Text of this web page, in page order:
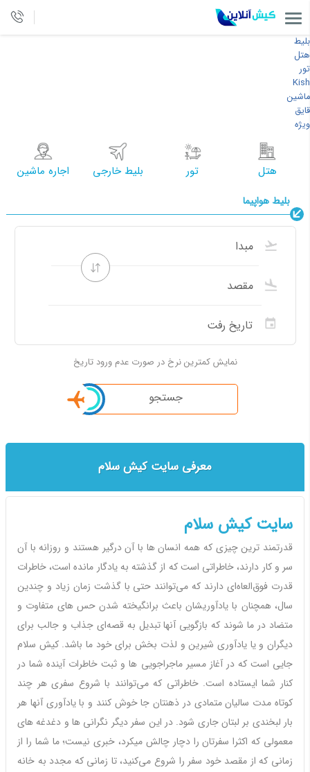
بلیط
هتل
تور
Kish
ماشین
قایق
ویژه
هتل تور بلیط خارجی اجاره ماشین
بلیط هواپیما
نمایش کمترین نرخ در صورت عدم ورود تاریخ
جستجو
معرفی سایت کیش سلام
سایت کیش سلام
قدرتمند ترین چیزی که همه انسان ها با آن درگیر هستند و روزانه با آن
سر و کار دارند، خاطراتی است که از گذشته به یادگار مانده است، خاطرات
قدرت فوق‌العاه‌ای دارند که می‌توانند حتی با گذشت زمان زیاد و چندین
سال، همچنان با یادآوریشان باعث برانگیخته شدن حس های متفاوت و
متضاد در ما شوند که بازگویی آنها تبدیل به قصه‌ای جذاب و جالب برای
دیگران و یا یادآوری شیرین و لذت بخش برای خود ما باشد. کیش سلام
جایی است که در آغاز مسیر ماجراجویی ها و ثبت خاطرات آینده شما در
کنار شما ایستاده است. خاطراتی که می‌توانند با شروع سفری هر چند
کوتاه مدت سالیان متمادی در ذهنتان جا خوش کنند و با یادآوری آنها هر
بار لبخندی بر لبتان جاری شود. در این سفر دیگر نگرانی ها و دغدغه های
معمولی که اکثرا سفرتان را دچار چالش میکرد، خبری نیست؛ ما شما را از
زمانی که از مقصد خود سفر را شروع می‌کنید، تا زمانی که مجدد به خانه